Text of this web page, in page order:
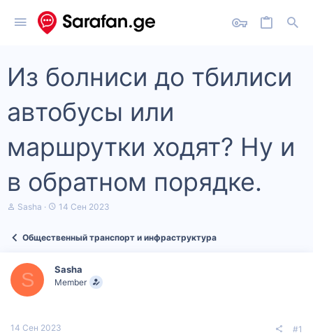
Из болниси до тбилиси
автобусы или
маршрутки ходят? Ну и
в обратном порядке.
А
т
м
ы
Sasha
Д
а
ч
а
14 Сен 2023
Общественный транспорт и инфраструктура
S Sasha
Member
14 Сен 2023 #1